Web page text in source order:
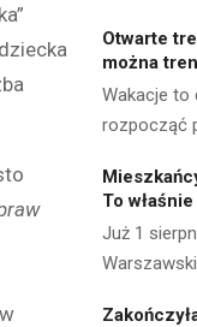
Otwarte
można
Wakacje to
rozpocząć
To
Już 1